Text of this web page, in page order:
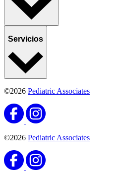
Servicios
©2026 Pediatric Associates
©2026 Pediatric Associates